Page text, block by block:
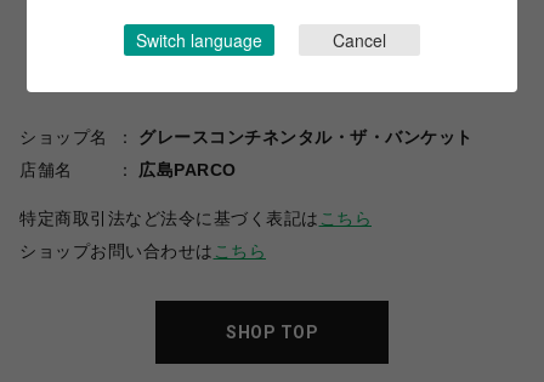
ショップ名
グレースコンチネンタル・ザ・バンケット
店舗名
広島PARCO
特定商取引法など法令に基づく表記は こちら
ショップお問い合わせは こちら
SHOP TOP
Switch language Cancel